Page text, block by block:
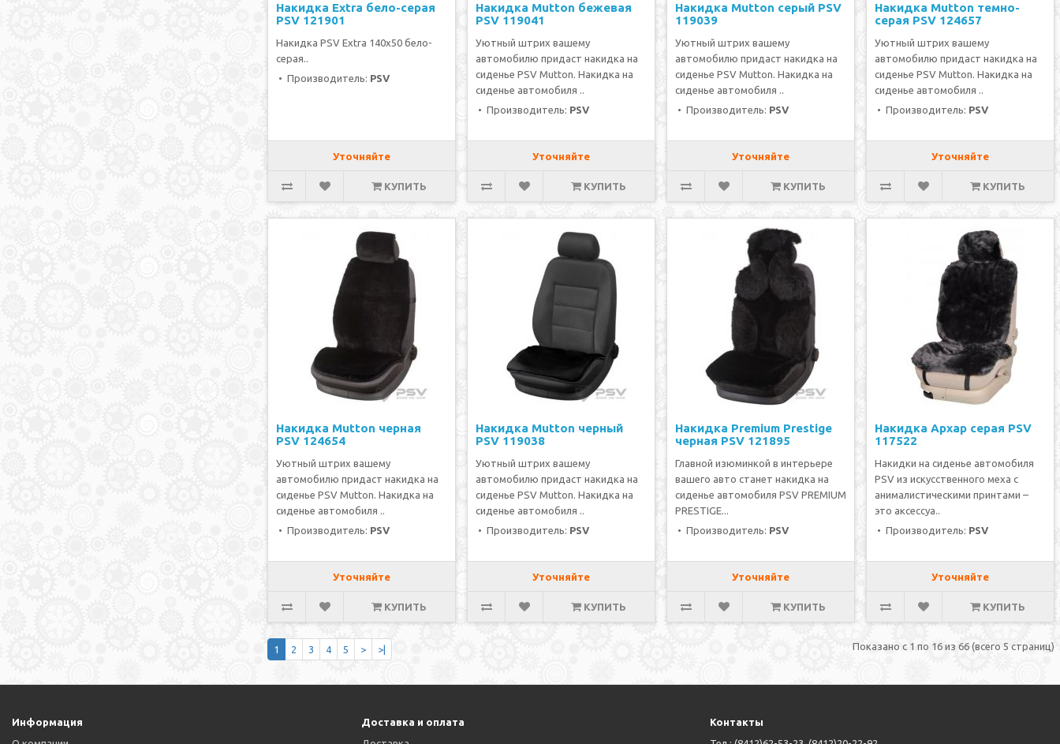
Накидка Extra бело-серая
PSV 121901
Накидка PSV Extra 140x50 бело-
серая..
• Производитель: PSV
Уточняйте
КУПИТЬ
Накидка Mutton бежевая
PSV 119041
Уютный штрих вашему
автомобилю придаст накидка на
сиденье PSV Mutton. Накидка на
сиденье автомобиля ..
• Производитель: PSV
Уточняйте
КУПИТЬ
Накидка Mutton серый PSV
119039
Уютный штрих вашему
автомобилю придаст накидка на
сиденье PSV Mutton. Накидка на
сиденье автомобиля ..
• Производитель: PSV
Уточняйте
КУПИТЬ
Накидка Mutton темно-
серая PSV 124657
Уютный штрих вашему
автомобилю придаст накидка на
сиденье PSV Mutton. Накидка на
сиденье автомобиля ..
• Производитель: PSV
Уточняйте
КУПИТЬ
Накидка Mutton черная
PSV 124654
Уютный штрих вашему
автомобилю придаст накидка на
сиденье PSV Mutton. Накидка на
сиденье автомобиля ..
• Производитель: PSV
Уточняйте
КУПИТЬ
Накидка Mutton черный
PSV 119038
Уютный штрих вашему
автомобилю придаст накидка на
сиденье PSV Mutton. Накидка на
сиденье автомобиля ..
• Производитель: PSV
Уточняйте
КУПИТЬ
Накидка Premium Prestige
черная PSV 121895
Главной изюминкой в интерьере
вашего авто станет накидка на
сиденье автомобиля PSV PREMIUM
PRESTIGE...
• Производитель: PSV
Уточняйте
КУПИТЬ
Накидка Архар серая PSV
117522
Накидки на сиденье автомобиля
PSV из искусственного меха с
анималистическими принтами –
это аксессуа..
• Производитель: PSV
Уточняйте
КУПИТЬ
1 2 3 4 5 > >| Показано с 1 по 16 из 66 (всего 5 страниц)
Информация
Доставка и оплата
Контакты